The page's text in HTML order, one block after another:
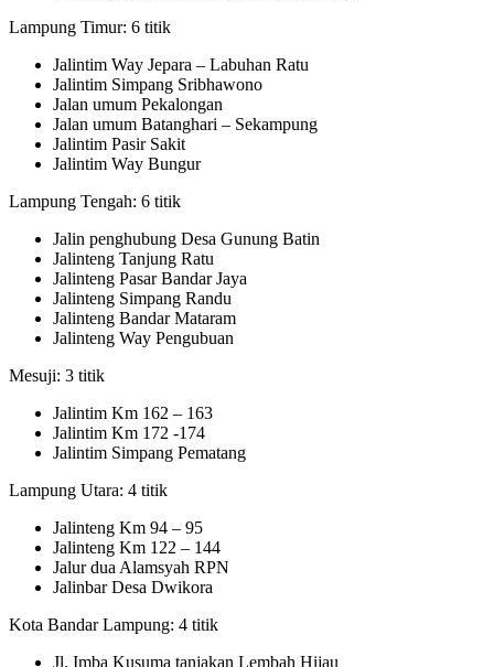
Lampung Timur: 6 titik
Jalintim Way Jepara – Labuhan Ratu
Jalintim Simpang Sribhawono
Jalan umum Pekalongan
Jalan umum Batanghari – Sekampung
Jalintim Pasir Sakit
Jalintim Way Bungur
Lampung Tengah: 6 titik
Jalin penghubung Desa Gunung Batin
Jalinteng Tanjung Ratu
Jalinteng Pasar Bandar Jaya
Jalinteng Simpang Randu
Jalinteng Bandar Mataram
Jalinteng Way Pengubuan
Mesuji: 3 titik
Jalintim Km 162 – 163
Jalintim Km 172 -174
Jalintim Simpang Pematang
Lampung Utara: 4 titik
Jalinteng Km 94 – 95
Jalinteng Km 122 – 144
Jalur dua Alamsyah RPN
Jalinbar Desa Dwikora
Kota Bandar Lampung: 4 titik
Jl. Imba Kusuma tanjakan Lembah Hijau